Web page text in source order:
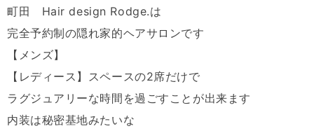
町田 Hair design Rodge.は
完全予約制の隠れ家的ヘアサロンです
【メンズ】
【レディース】スペースの2席だけで
ラグジュアリーな時間を過ごすことが出来ます
内装は秘密基地みたいな